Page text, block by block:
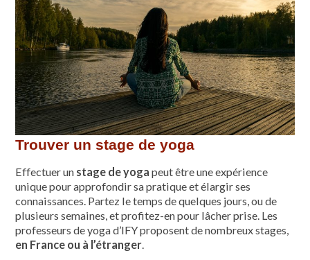
Trouver un stage de yoga
Effectuer un stage de yoga peut être une expérience
unique pour approfondir sa pratique et élargir ses
connaissances. Partez le temps de quelques jours, ou de
plusieurs semaines, et profitez-en pour lâcher prise. Les
professeurs de yoga d’IFY proposent de nombreux stages,
en France ou à l’étranger